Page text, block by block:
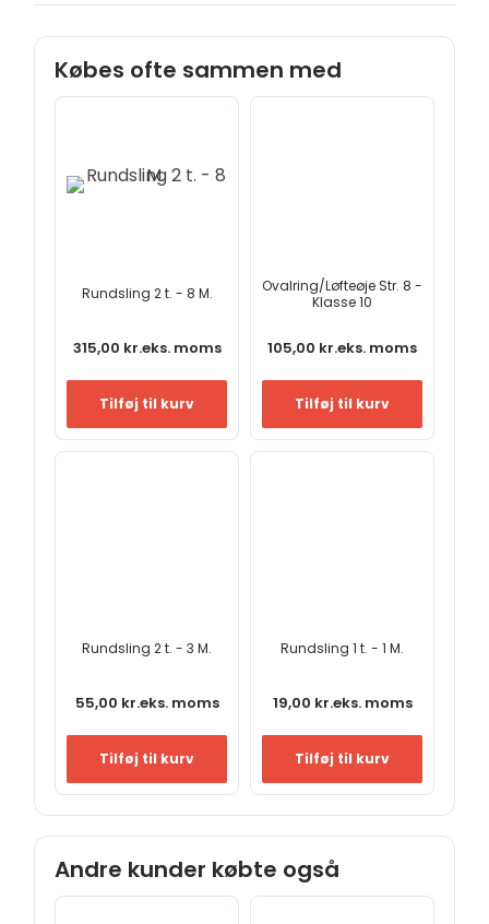
Købes ofte sammen med
Rundsling 2 t. - 8 M.
315,00 kr.eks. moms
Tilføj til kurv
Ovalring/Løfteøje Str. 8 -
Klasse 10
105,00 kr.eks. moms
Tilføj til kurv
Rundsling 2 t. - 3 M.
55,00 kr.eks. moms
Tilføj til kurv
Rundsling 1 t. - 1 M.
19,00 kr.eks. moms
Tilføj til kurv
Andre kunder købte også